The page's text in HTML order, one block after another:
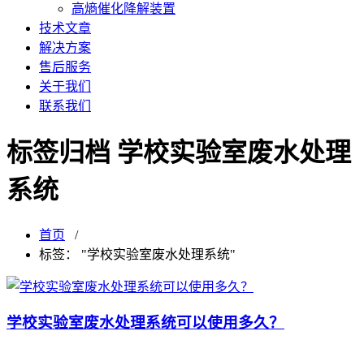
高熵催化降解装置
技术文章
解决方案
售后服务
关于我们
联系我们
标签归档 学校实验室废水处理
系统
首页 /
标签： "学校实验室废水处理系统"
学校实验室废水处理系统可以使用多久？